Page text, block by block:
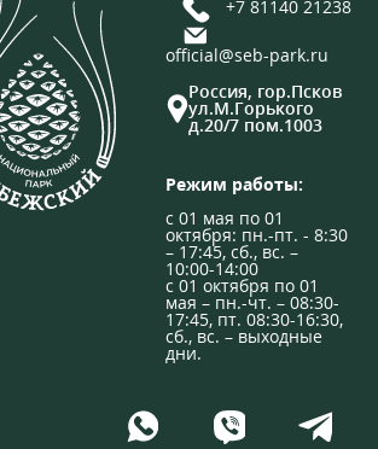
+7 81140 21238
official@seb-park.ru
Россия, гор.Псков
ул.М.Горького
д.20/7 пом.1003
Режим работы:
с 01 мая по 01
октября: пн.-пт. - 8:30
– 17:45, сб., вс. –
10:00-14:00
с 01 октября по 01
мая – пн.-чт. – 08:30-
17:45, пт. 08:30-16:30,
сб., вс. – выходные
дни.